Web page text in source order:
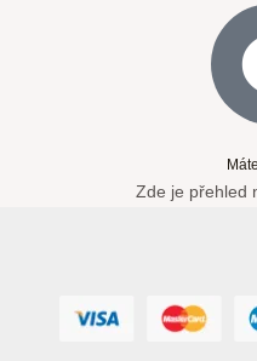
Zde je přehled